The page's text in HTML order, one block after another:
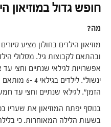
חופש גדול במוזיאון
מה?
מוזיאון הילדים בחולון מציע
ובהתאם לקבוצות גיל. מסלולי
אפשרויות לגילאי שנתיים וחצי
ינשול".
הזמן". לגילאי שנתיים וחצי עד
בנוסף יפתח המוזיאון את שעריו
בשעות הלילה המאוחרות. כי